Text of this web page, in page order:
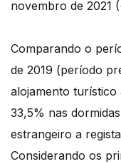
novembro de 2021
Comparando o
de 2019 (período
alojamento
33,5% nas
estrangeiro a
Considerando os